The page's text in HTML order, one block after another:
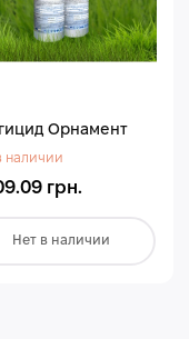
Орнамент
наличии
грн.
Нет в наличии